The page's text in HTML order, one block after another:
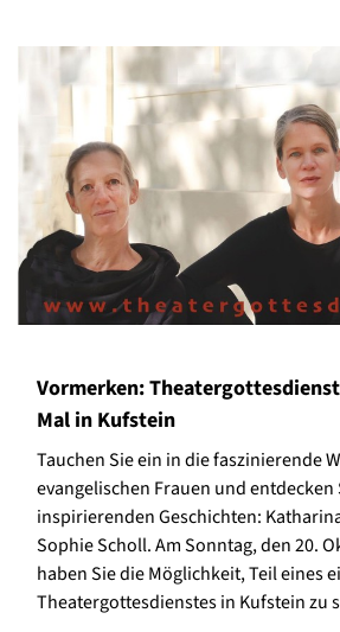
Vormerken:
Mal in Kufstein
Tauchen Sie ein in die faszinierende
evangelischen Frauen und entdecken
inspirierenden Geschichten:
Sophie Scholl. Am Sonntag, den 20.
haben Sie die Möglichkeit, Teil eines
Theatergottesdienstes in Kufstein zu